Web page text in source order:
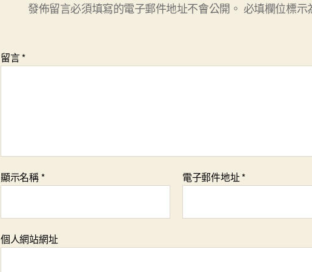
發佈留言必須填寫的電子郵件地址不會公開。 必填欄位標
留言*
顯示名稱* 電子郵件地址*
個人網站網址